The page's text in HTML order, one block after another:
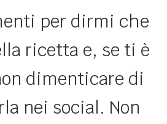
per dirmi che
ricetta e, se ti è
dimenticare di
nei social. Non